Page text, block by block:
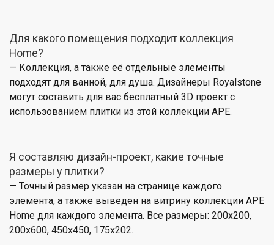
Для какого помещения подходит коллекция
Home?
— Коллекция, а также её отдельные элементы
подходят для ванной, для душа. Дизайнеры Royalstone
могут составить для вас бесплатный 3D проект с
использованием плитки из этой коллекции APE.
Я составляю дизайн-проект, какие точные
размеры у плитки?
— Точный размер указан на странице каждого
элемента, а также выведен на витрину коллекции APE
Home для каждого элемента. Все размеры: 200x200,
200x600, 450x450, 175x202.